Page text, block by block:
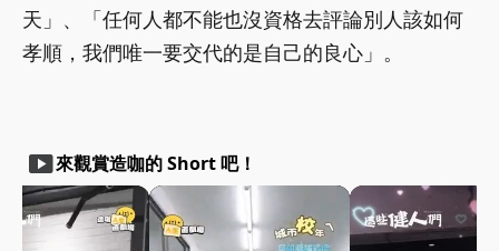
天」、「任何人都不能也沒資格去評論別人該如何
孝順，我們唯一要交代的是自己的良心」。
smart_display來觀賞造咖的 Short 吧！